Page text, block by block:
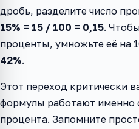
дробь, разделите число
15% = 15 / 100 = 0,15.
проценты, умножьте её на
42%.
Этот переход критически
формулы работают именно
процента. Запомните